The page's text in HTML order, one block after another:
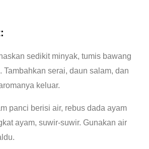
sedikit minyak, tumis bawang
Tambahkan serai, daun salam, dan
keluar.
panci berisi air, rebus dada ayam
ayam, suwir-suwir. Gunakan air